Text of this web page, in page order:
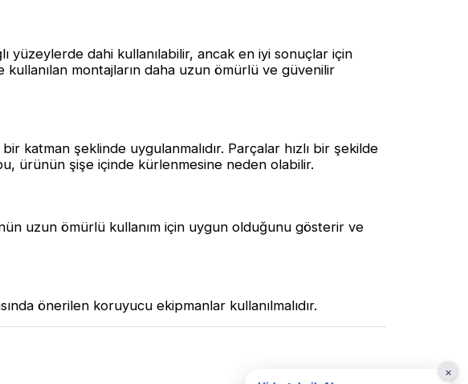
dahi kullanılabilir, ancak en iyi sonuçlar için
kullanılan montajların daha uzun ömürlü ve güvenilir
katman şeklinde uygulanmalıdır. Parçalar hızlı bir şekilde
ürünün şişe içinde kürlenmesine neden olabilir.
uzun ömürlü kullanım için uygun olduğunu gösterir ve
önerilen koruyucu ekipmanlar kullanılmalıdır.
×